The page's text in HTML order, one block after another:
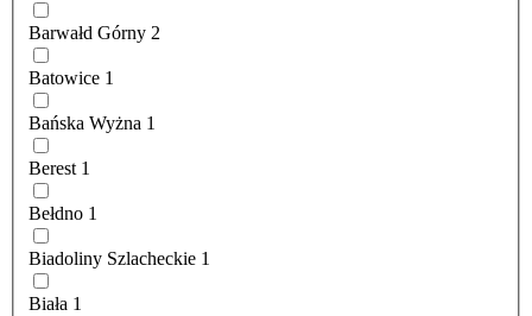
Barwałd Górny 2
Batowice 1
Bańska Wyżna 1
Berest 1
Bełdno 1
Biadoliny Szlacheckie 1
Biała 1